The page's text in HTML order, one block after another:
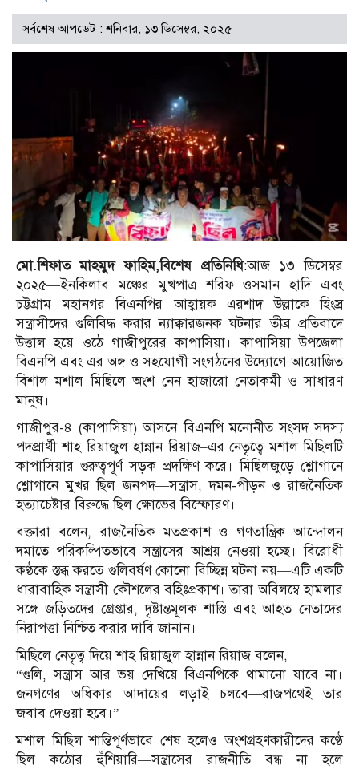
সর্বশেষ আপডেট : শনিবার, ১৩ ডিসেম্বর, ২০২৫
মো.শিফাত মাহমুদ ফাহিম,বিশেষ প্রতিনিধি:আজ ১৩ ডিসেম্বর
২০২৫—ইনকিলাব মঞ্চের মুখপাত্র শরিফ ওসমান হাদি এবং
চট্টগ্রাম মহানগর বিএনপির আহ্বায়ক এরশাদ উল্লাকে হিংস্র
সন্ত্রাসীদের গুলিবিদ্ধ করার ন্যাক্কারজনক ঘটনার তীব্র প্রতিবাদে
উত্তাল হয়ে ওঠে গাজীপুরের কাপাসিয়া। কাপাসিয়া উপজেলা
বিএনপি এবং এর অঙ্গ ও সহযোগী সংগঠনের উদ্যোগে আয়োজিত
বিশাল মশাল মিছিলে অংশ নেন হাজারো নেতাকর্মী ও সাধারণ
মানুষ।
গাজীপুর-৪ (কাপাসিয়া) আসনে বিএনপি মনোনীত সংসদ সদস্য
পদপ্রার্থী শাহ রিয়াজুল হান্নান রিয়াজ–এর নেতৃত্বে মশাল মিছিলটি
কাপাসিয়ার গুরুত্বপূর্ণ সড়ক প্রদক্ষিণ করে। মিছিলজুড়ে শ্লোগানে
শ্লোগানে মুখর ছিল জনপদ—সন্ত্রাস, দমন-পীড়ন ও রাজনৈতিক
হত্যাচেষ্টার বিরুদ্ধে ছিল ক্ষোভের বিস্ফোরণ।
বক্তারা বলেন, রাজনৈতিক মতপ্রকাশ ও গণতান্ত্রিক আন্দোলন
দমাতে পরিকল্পিতভাবে সন্ত্রাসের আশ্রয় নেওয়া হচ্ছে। বিরোধী
কণ্ঠকে স্তব্ধ করতে গুলিবর্ষণ কোনো বিচ্ছিন্ন ঘটনা নয়—এটি একটি
ধারাবাহিক সন্ত্রাসী কৌশলের বহিঃপ্রকাশ। তারা অবিলম্বে হামলার
সঙ্গে জড়িতদের গ্রেপ্তার, দৃষ্টান্তমূলক শাস্তি এবং আহত নেতাদের
নিরাপত্তা নিশ্চিত করার দাবি জানান।
মিছিলে নেতৃত্ব দিয়ে শাহ রিয়াজুল হান্নান রিয়াজ বলেন,
“গুলি, সন্ত্রাস আর ভয় দেখিয়ে বিএনপিকে থামানো যাবে না।
জনগণের অধিকার আদায়ের লড়াই চলবে—রাজপথেই তার
জবাব দেওয়া হবে।”
মশাল মিছিল শান্তিপূর্ণভাবে শেষ হলেও অংশগ্রহণকারীদের কণ্ঠে
ছিল কঠোর হুঁশিয়ারি—সন্ত্রাসের রাজনীতি বন্ধ না হলে